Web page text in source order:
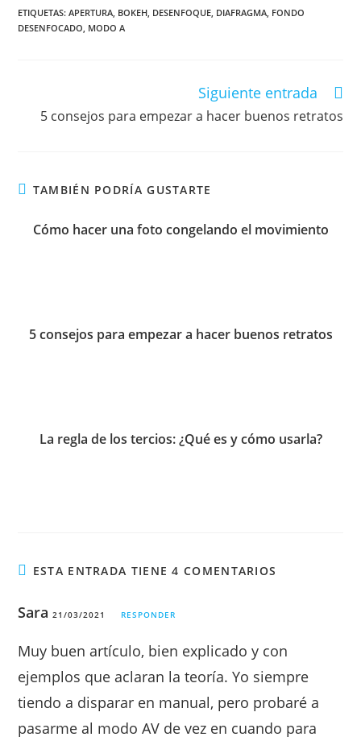
ETIQUETAS:APERTURA, BOKEH, DESENFOQUE, DIAFRAGMA, FONDO
DESENFOCADO, MODO A
Siguiente entrada
5 consejos para empezar a hacer buenos retratos
TAMBIÉN PODRÍA GUSTARTE
Cómo hacer una foto congelando el movimiento
5 consejos para empezar a hacer buenos retratos
La regla de los tercios: ¿Qué es y cómo usarla?
ESTA ENTRADA TIENE 4 COMENTARIOS
Sara21/03/2021 RESPONDER
Muy buen artículo, bien explicado y con
ejemplos que aclaran la teoría. Yo siempre
tiendo a disparar en manual, pero probaré a
pasarme al modo AV de vez en cuando para